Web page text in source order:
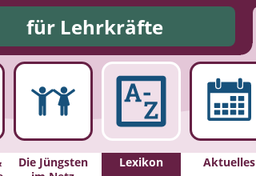
für Lehrkräfte
Die Jüngsten
Lexikon Aktuelles